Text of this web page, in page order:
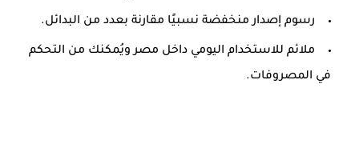
رسوم إصدار منخفضة نسبيًا مقارنة بعدد من البدائل.
ملائم للاستخدام اليومي داخل مصر ويُمكنك من التحكم
في المصروفات.